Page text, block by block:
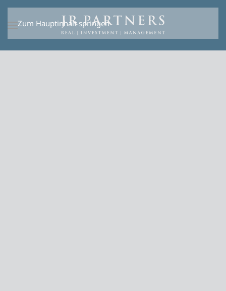
Zum Hauptinhalt springen